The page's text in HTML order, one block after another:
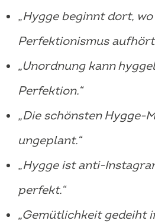
„Hygge beginnt dort,
Perfektionismus
„Unordnung kann
Perfektion.“
„Die schönsten Hygge-
ungeplant.“
„Hygge ist anti-
perfekt.“
„Gemütlichkeit gedeiht